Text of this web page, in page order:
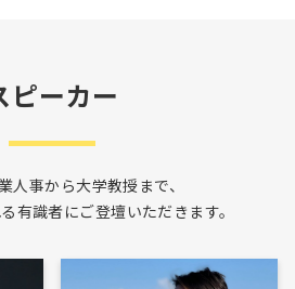
ピーカー
人事から大学教授まで、
有識者にご登壇いただきます。